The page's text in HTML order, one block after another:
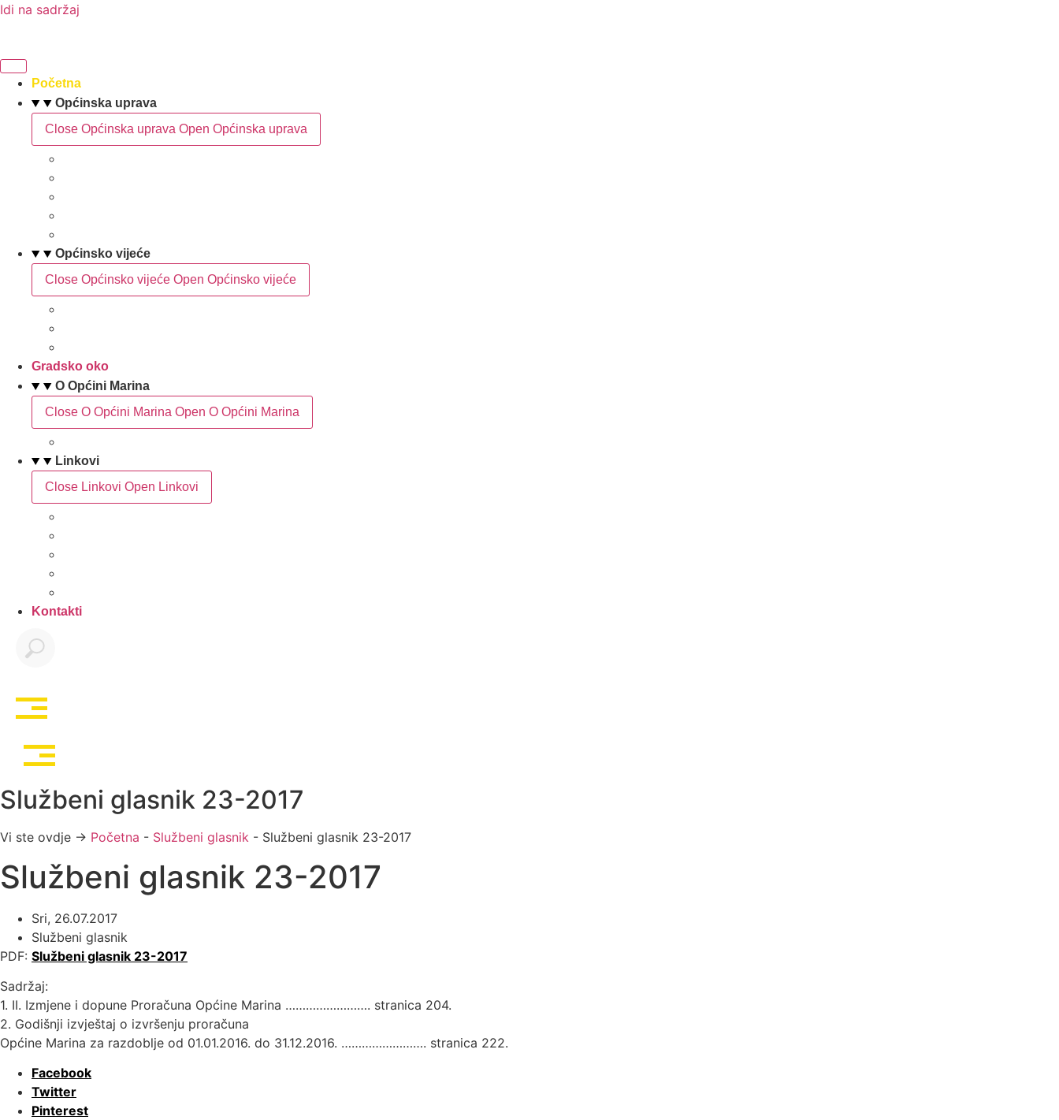
Idi na sadržaj
Početna
Općinska uprava
Close Općinska uprava Open Općinska uprava
Općinsko vijeće
Close Općinsko vijeće Open Općinsko vijeće
Gradsko oko
O Općini Marina
Close O Općini Marina Open O Općini Marina
Linkovi
Close Linkovi Open Linkovi
Kontakti
Službeni glasnik 23-2017
Vi ste ovdje → Početna - Službeni glasnik - Službeni glasnik 23-2017
Službeni glasnik 23-2017
Sri, 26.07.2017
Službeni glasnik
PDF: Službeni glasnik 23-2017
Sadržaj:
1. II. Izmjene i dopune Proračuna Općine Marina ……………………. stranica 204.
2. Godišnji izvještaj o izvršenju proračuna
Općine Marina za razdoblje od 01.01.2016. do 31.12.2016. ……………………. stranica 222.
Facebook
Twitter
Pinterest